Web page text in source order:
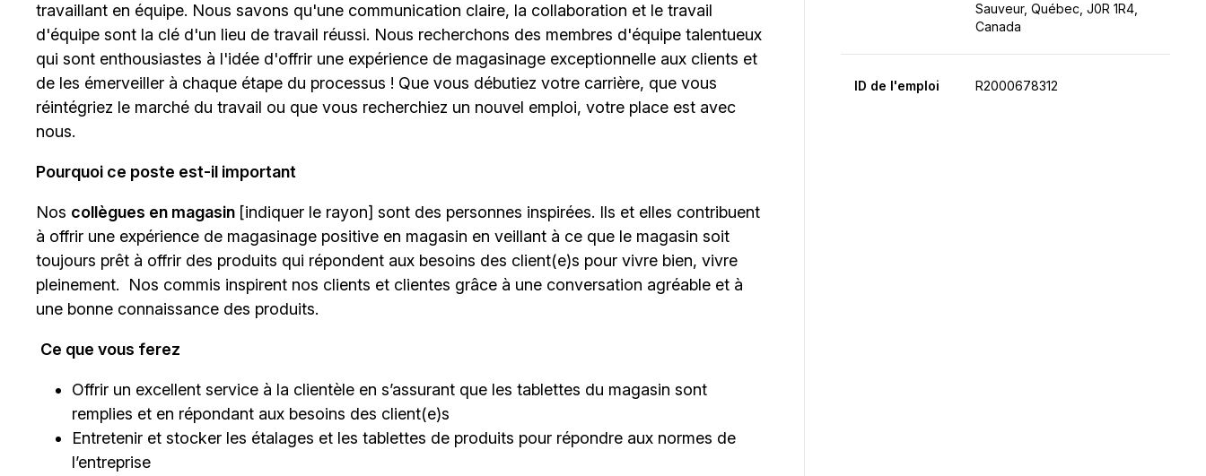
travaillant en équipe. Nous savons qu'une communication claire, la collaboration et le travail
d'équipe sont la clé d'un lieu de travail réussi. Nous recherchons des membres d'équipe talentueux
qui sont enthousiastes à l'idée d'offrir une expérience de magasinage exceptionnelle aux clients et
de les émerveiller à chaque étape du processus ! Que vous débutiez votre carrière, que vous
réintégriez le marché du travail ou que vous recherchiez un nouvel emploi, votre place est avec
nous.
Pourquoi ce poste est-il important
Nos collègues en magasin [indiquer le rayon] sont des personnes inspirées. Ils et elles contribuent
à offrir une expérience de magasinage positive en magasin en veillant à ce que le magasin soit
toujours prêt à offrir des produits qui répondent aux besoins des client(e)s pour vivre bien, vivre
pleinement. Nos commis inspirent nos clients et clientes grâce à une conversation agréable et à
une bonne connaissance des produits.
Ce que vous ferez
Offrir un excellent service à la clientèle en s’assurant que les tablettes du magasin sont
remplies et en répondant aux besoins des client(e)s
Entretenir et stocker les étalages et les tablettes de produits pour répondre aux normes de
l’entreprise
Sauveur, Québec, J0R 1R4,
Canada
ID de l'emploi R2000678312